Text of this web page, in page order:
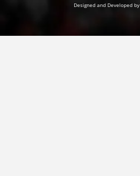
Designed and Developed by